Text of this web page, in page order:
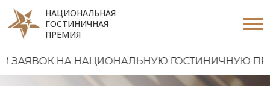
НАЦИОНАЛЬНАЯ
ГОСТИНИЧНАЯ
ПРЕМИЯ
НА НАЦИОНАЛЬНУЮ ГОСТИНИЧНУЮ ПРЕМИЮ